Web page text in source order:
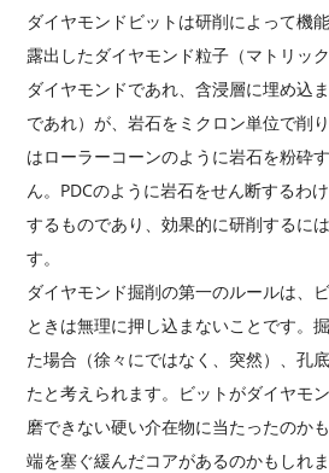
ダイヤモンドビットは研削によって機
露出したダイヤモンド粒子（マトリッ
ダイヤモンドであれ、含浸層に埋め込
であれ）が、岩石をミクロン単位で削
はローラーコーンのように岩石を粉砕
ん。PDCのように岩石をせん断するわ
するものであり、効果的に研削するに
す。
ダイヤモンド掘削の第一のルールは、
ときは無理に押し込まないことです。
た場合（徐々にではなく、突然）、孔
たと考えられます。ビットがダイヤモ
磨できない硬い介在物に当たったのか
端を塞ぐ緩んだコアがあるのか​​もしれ